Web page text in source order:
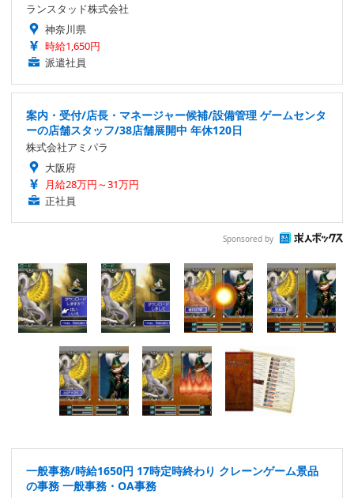
ランスタッド株式会社
神奈川県
時給1,650円
派遣社員
案内・受付/店長・マネージャー候補/設備管理 ゲームセンタ
ーの店舗スタッフ/38店舗展開中 年休120日
株式会社アミパラ
大阪府
月給28万円～31万円
正社員
Sponsored by
一般事務/時給1650円 17時定時終わり クレーンゲーム景品
の事務 一般事務・OA事務